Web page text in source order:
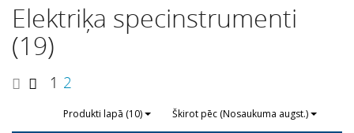
Elektriķa specinstrumenti
(19)
1 2
Produkti lapā (10) Škirot pēc (Nosaukuma augst.)